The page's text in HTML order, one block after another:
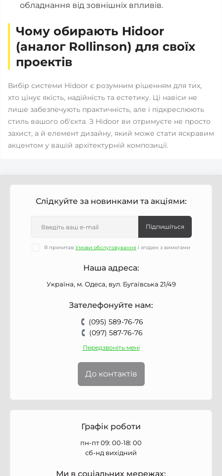
обладнання від зовнішніх впливів.
Чому обирають Hidoor
(аналог Rollinson) для своїх
проектів
Вибір системи Hidoor є розумним рішенням для тих,
хто цінує якість, надійність та естетику. Ці навіси не
лише забезпечують практичність, але і підкреслюють
стиль вашого об'єкта. З Hidoor ви отримуєте не просто
захист, а й елемент дизайну, який може стати яскравим
акцентом у вашій архітектурній композиції.
Слідкуйте за новинками та акціями:
Підпишіться
Я прочитав Умови обслуговування і згоден з вимогами
Наша адреса:
Україна, м. Одеса, вул. Бугаївська 21/49
Зателефонуйте нам:
(095) 589-76-76
(097) 587-76-76
Передзвоніть мені
До контактів
Графік роботи
пн-пт 09: 00-18: 00
сб-нд вихідний
Ми в соціальних мережах: